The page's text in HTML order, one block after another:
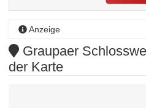
Anzeige
Graupaer
der Karte